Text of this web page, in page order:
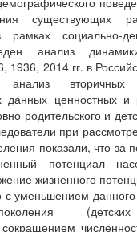
существующих
социально-
анализ
1936, 2014 гг. в
анализ
данных ценностных и
родительского и
при
показали, что за
потенциал
жизненного
с уменьшением данного
(детских
сокращением